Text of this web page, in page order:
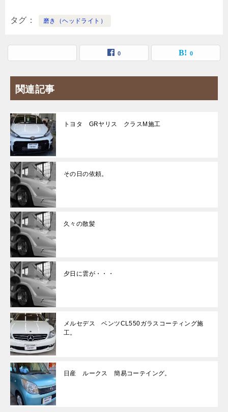
タグ 磨き（ヘッドライト）
0 0
関連記事
トヨタ GRヤリス クラスM施工
その日の依頼。
久々の散髪
夕日に雲が・・・
メルセデス ベンツCL550ガラスコーティング施
工。
日産 ルークス 簡易コーテイング。